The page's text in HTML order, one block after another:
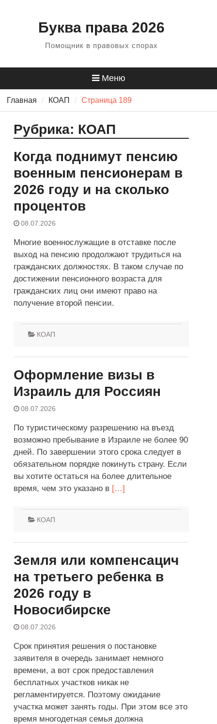
содержаниюБуква права 2026
Помощник в правовых спорах
Меню
Главная КОАП Страница 189
Рубрика: КОАП
Когда поднимут пенсию
военным пенсионерам в
2026 году и на сколько
процентов
08.07.2026
Многие военнослужащие в отставке после
выход на пенсию продолжают трудиться на
гражданских должностях. В таком случае по
достижении пенсионного возраста для
гражданских лиц они имеют право на
получение второй пенсии.
КОАП
Оформление визы в
Израиль для Россиян
08.07.2026
По туристическому разрешению на въезд
возможно пребывание в Израиле не более 90
дней. По завершении этого срока следует в
обязательном порядке покинуть страну. Если
вы хотите остаться на более длительное
время, чем это указано в […]
КОАП
Земля или компенсацич
на третьего ребенка в
2026 году в
Новосибирске
08.07.2026
Срок принятия решения о постановке
заявителя в очередь занимает немного
времени, а вот срок предоставления
бесплатных участков никак не
регламентируется. Поэтому ожидание
участка может занять годы. При этом все это
время многодетная семья должна